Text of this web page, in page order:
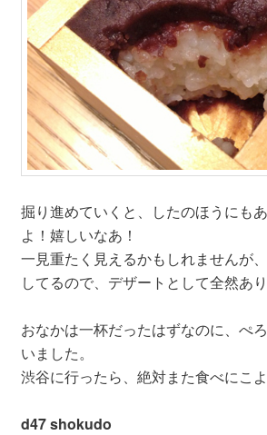
掘り進めていくと、したのほうにも
よ！嬉しいなあ！
一見重たく見えるかもしれませんが
してるので、デザートとして全然あ
おなかは一杯だったはずなのに、ぺ
いました。
渋谷に行ったら、絶対また食べにこよ
d47 shokudo